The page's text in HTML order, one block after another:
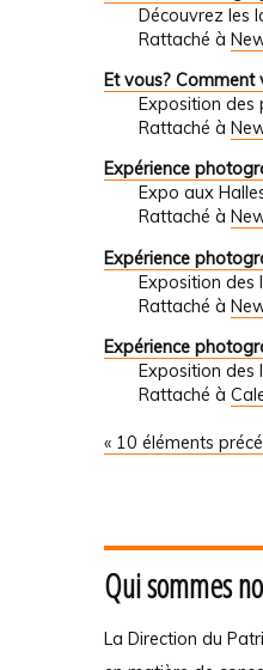
Découvrez les
Rattaché à
Et vous?
Exposition
Rattaché à
Expérience
Expo aux
Rattaché à
Expérience
Exposition des
Rattaché à
Expérience
Exposition des
Rattaché à
« 10 éléments
Qui sommes
La Direction du